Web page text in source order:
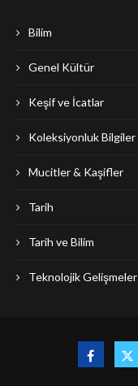
Bilim
Genel Kültür
Keşif ve İcatlar
Koleksiyonluk Bilgiler
Mucitler & Kaşifler
Tarih
Tarih ve Bilim
Teknolojik Gelişmeler